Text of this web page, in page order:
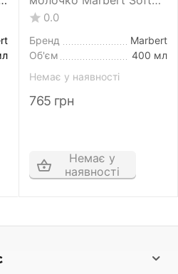
Cleansing Milk 400 мл
для чутливої та сухої
шкіри
0.0
Бренд
Marbert
Об'єм
400 мл
Немає у наявності
765 грн
Немає у
наявності